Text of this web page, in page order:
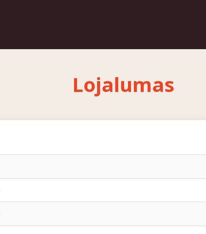
Lojalumas